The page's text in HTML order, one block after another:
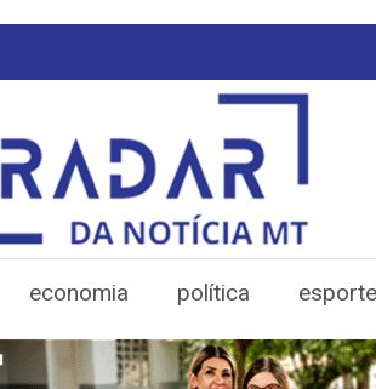
economia política